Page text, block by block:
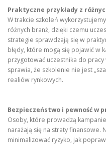
Praktyczne przykłady z
W trakcie szkoleń
różnych branż, dzięki czemu
strategie sprawdzają się w
błędy, które mogą się pojawić w
przygotować uczestnika do
sprawia, że szkolenie nie jest
realiów rynkowych.
Bezpieczeństwo i pewność w
Osoby, które prowadzą
narażają się na straty finansowe.
minimalizować ryzyko, jak